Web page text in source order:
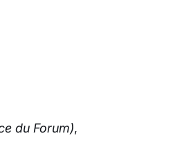
du Forum),